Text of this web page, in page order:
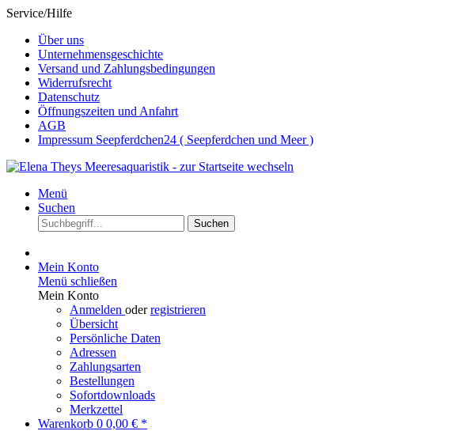
Service/Hilfe
Über uns
Unternehmensgeschichte
Versand und Zahlungsbedingungen
Widerrufsrecht
Datenschutz
Öffnungszeiten und Anfahrt
AGB
Impressum Seepferdchen24 ( Seepferdchen und Meer )
Menü
Suchen
Suchen
Mein Konto
Menü schließen
Mein Konto
Anmelden oderregistrieren
Übersicht
Persönliche Daten
Adressen
Zahlungsarten
Bestellungen
Sofortdownloads
Merkzettel
Warenkorb 0 0,00 € *